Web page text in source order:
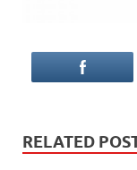
RELATED